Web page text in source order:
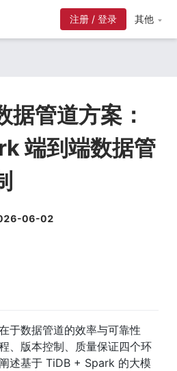
注册 / 登录 其他
据管道方案：
端到端数据管
06-02
于数据管道的效率与可靠性
版本控制、质量保证四个环
述基于 TiDB + Spark 的大模